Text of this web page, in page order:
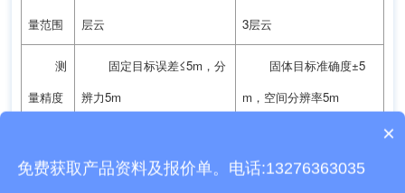
量范围
层云
3层云
测
量精度
固定目标误差≤5m，分
辨力5m
固体目标准确度±5
m，空间分辨率5m
输接口
多波特率可调
115200bps，传输距离
产品包含安装吗？
×
免费获取产品资料及报价单。电话:13276363035